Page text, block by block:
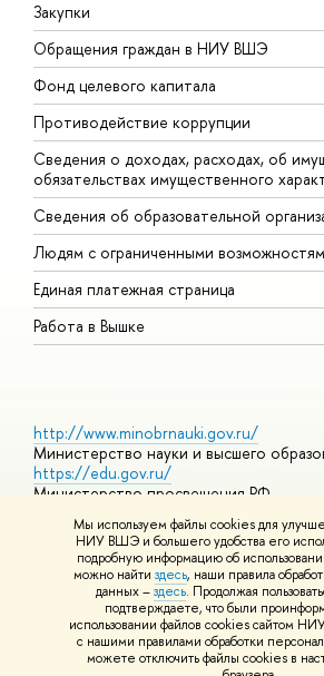
Мы используем файлы cookies для
НИУ ВШЭ и большего удобства его
подробную информацию об
можно найти здесь, наши правила
данных –здесь. Продолжая
подтверждаете, что были
использовании файлов cookies сайтом
с нашими правилами обработки
можете отключить файлы cookies в
Закупки
Обращения граждан в НИУ ВШЭ
Фонд целевого капитала
Противодействие коррупции
Сведения о доходах, расходах, об
обязательствах имущественного
Сведения об образовательной
Людям с ограниченными
Единая платежная страница
Работа в Вышке
http://www.minobrnauki.gov.ru/
Министерство науки и высшего
https://edu.gov.ru/
Министерство просвещения РФ
https://elearning.hse.ru/mooc
Массовые открытые онлайн-курсы
© НИУ ВШЭ 1993–2026 Адреса и контакты
использования материалов Политика
Шрифты HSE Sans и HSE Slab разработаны в